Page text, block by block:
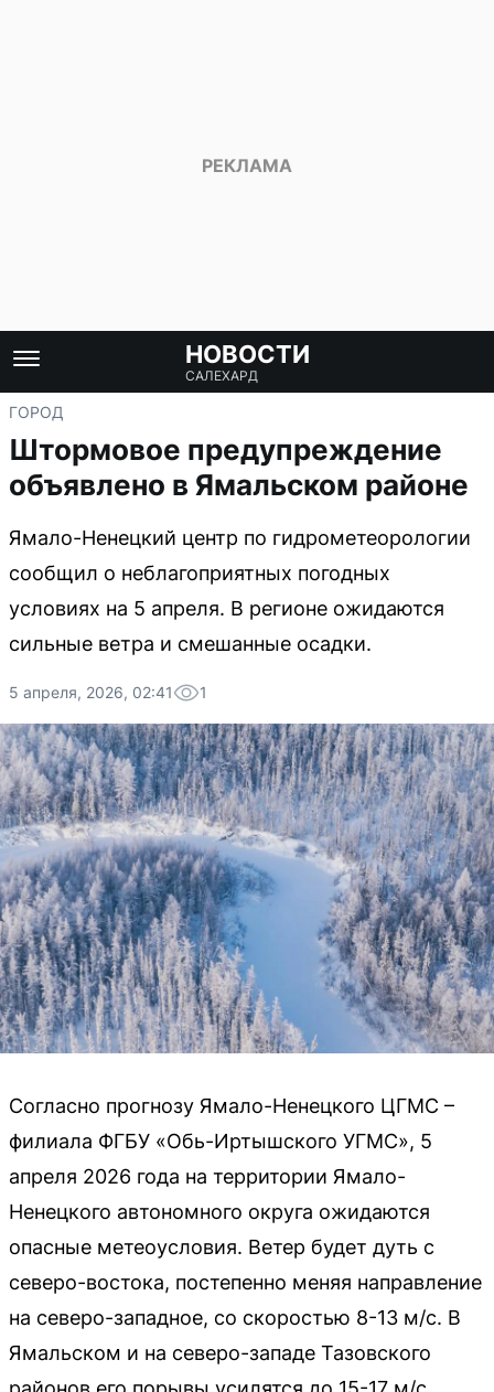
НОВОСТИ
САЛЕХАРД
ГОРОД
Штормовое предупреждение
объявлено в Ямальском районе
Ямало-Ненецкий центр по гидрометеорологии
сообщил о неблагоприятных погодных
условиях на 5 апреля. В регионе ожидаются
сильные ветра и смешанные осадки.
5 апреля, 2026, 02:41 1
Согласно прогнозу Ямало-Ненецкого ЦГМС –
филиала ФГБУ «Обь-Иртышского УГМС», 5
апреля 2026 года на территории Ямало-
Ненецкого автономного округа ожидаются
опасные метеоусловия. Ветер будет дуть с
северо-востока, постепенно меняя направление
на северо-западное, со скоростью 8-13 м/с. В
Ямальском и на северо-западе Тазовского